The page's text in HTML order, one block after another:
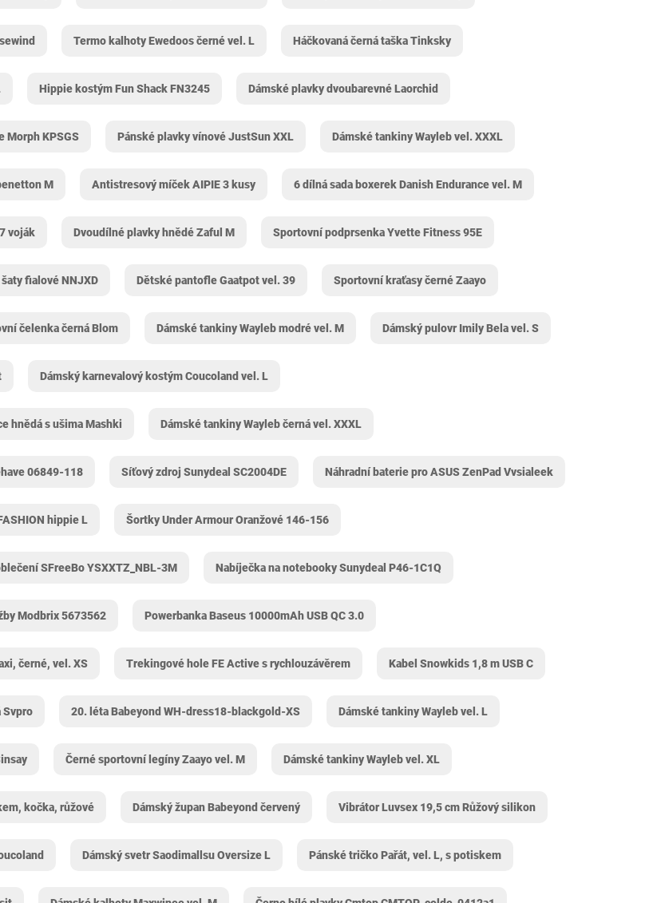
Termo kalhoty Ewedoos černé vel. L Háčkovaná černá taška Tinksky
Hippie kostým Fun Shack FN3245 Dámské plavky dvoubarevné Laorchid
Morph KPSGS Pánské plavky vínové JustSun XXL Dámské tankiny Wayleb vel. XXXL
M Antistresový míček AIPIE 3 kusy 6 dílná sada boxerek Danish Endurance vel. M
voják Dvoudílné plavky hnědé Zaful M Sportovní podprsenka Yvette Fitness 95E
fialové NNJXD Dětské pantofle Gaatpot vel. 39 Sportovní kraťasy černé Zaayo
čelenka černá Blom Dámské tankiny Wayleb modré vel. M Dámský pulovr Imily Bela vel. S
Dámský karnevalový kostým Coucoland vel. L
hnědá s ušima Mashki Dámské tankiny Wayleb černá vel. XXXL
06849-118 Síťový zdroj Sunydeal SC2004DE Náhradní baterie pro ASUS ZenPad Vvsialeek
hippie L Šortky Under Armour Oranžové 146-156
SFreeBo YSXXTZ_NBL-3M Nabíječka na notebooky Sunydeal P46-1C1Q
Modbrix 5673562 Powerbanka Baseus 10000mAh USB QC 3.0
černé, vel. XS Trekingové hole FE Active s rychlouzávěrem Kabel Snowkids 1,8 m USB C
Svpro 20. léta Babeyond WH-dress18-blackgold-XS Dámské tankiny Wayleb vel. L
Černé sportovní legíny Zaayo vel. M Dámské tankiny Wayleb vel. XL
kočka, růžové Dámský župan Babeyond červený Vibrátor Luvsex 19,5 cm Růžový silikon
Dámský svetr Saodimallsu Oversize L Pánské tričko Pařát, vel. L, s potiskem